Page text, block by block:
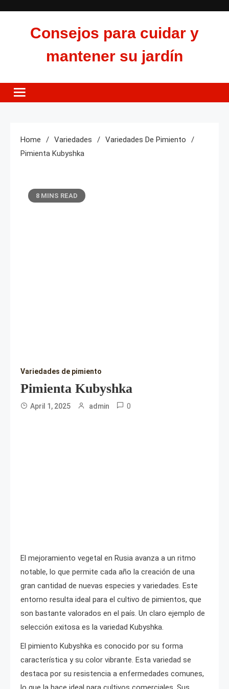
Consejos para cuidar y
mantener su jardín
Home Variedades
Variedades De Pimiento
Pimienta Kubyshka
8 MINS READ
Variedades de pimiento
Pimienta Kubyshka
April 1, 2025 admin 0
El mejoramiento vegetal en Rusia avanza a un ritmo
notable, lo que permite cada año la creación de una
gran cantidad de nuevas especies y variedades. Este
entorno resulta ideal para el cultivo de pimientos, que
son bastante valorados en el país. Un claro ejemplo de
selección exitosa es la variedad Kubyshka.
El pimiento Kubyshka es conocido por su forma
característica y su color vibrante. Esta variedad se
destaca por su resistencia a enfermedades comunes,